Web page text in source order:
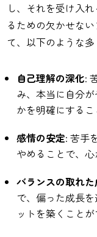
し、それを受け入
るための欠かせな
て、以下のような多
自己理解の深化:
み、本当に自分
かを明確にするこ
感情の安定: 苦手
やめることで、
バランスの取れた
で、偏った成長
ットを築くことが